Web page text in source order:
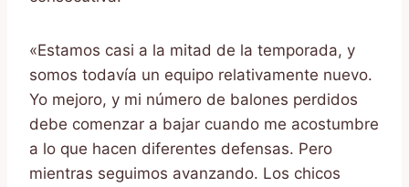
«Estamos casi a la mitad de la temporada, y
somos todavía un equipo relativamente nuevo.
Yo mejoro, y mi número de balones perdidos
debe comenzar a bajar cuando me acostumbre
a lo que hacen diferentes defensas. Pero
mientras seguimos avanzando. Los chicos